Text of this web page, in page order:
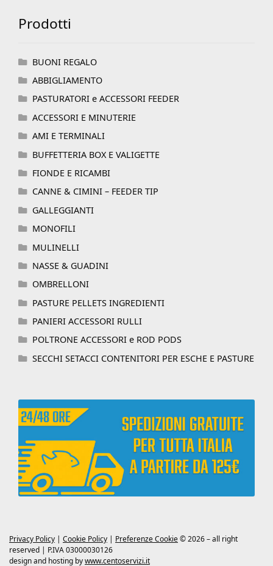
Prodotti
BUONI REGALO
ABBIGLIAMENTO
PASTURATORI e ACCESSORI FEEDER
ACCESSORI E MINUTERIE
AMI E TERMINALI
BUFFETTERIA BOX E VALIGETTE
FIONDE E RICAMBI
CANNE & CIMINI – FEEDER TIP
GALLEGGIANTI
MONOFILI
MULINELLI
NASSE & GUADINI
OMBRELLONI
PASTURE PELLETS INGREDIENTI
PANIERI ACCESSORI RULLI
POLTRONE ACCESSORI e ROD PODS
SECCHI SETACCI CONTENITORI PER ESCHE E PASTURE
Privacy Policy | Cookie Policy | Preferenze Cookie© 2026 – all right
reserved | P.IVA 03000030126
design and hosting bywww.centoservizi.it